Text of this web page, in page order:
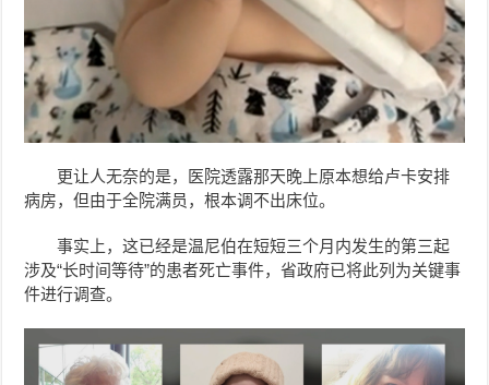
更让人无奈的是，医院透露那天晚上原本想给卢卡安排
病房，但由于全院满员，根本调不出床位。
事实上，这已经是温尼伯在短短三个月内发生的第三起
涉及“长时间等待”的患者死亡事件，省政府已将此列为关键事
件进行调查。